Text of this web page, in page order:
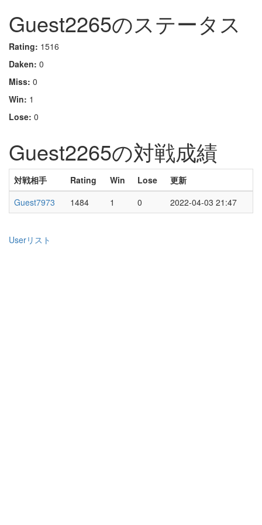
Guest2265のステータス
Rating: 1516
Daken: 0
Miss: 0
Win: 1
Lose: 0
Guest2265の対戦成績
対戦相手 Rating Win Lose
更新
Guest7973
1484 1 0 2022-04-03 21:47
Userリスト